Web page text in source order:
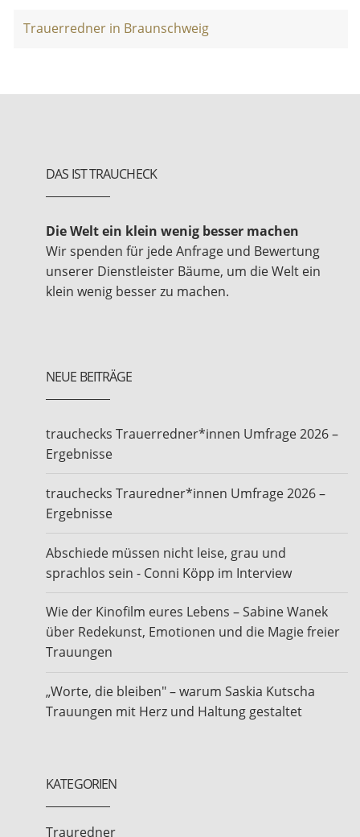
Trauerredner in Braunschweig
DAS IST TRAUCHECK
Die Welt ein klein wenig besser machen
Wir spenden für jede Anfrage und Bewertung
unserer Dienstleister Bäume, um die Welt ein
klein wenig besser zu machen.
NEUE BEITRÄGE
trauchecks Trauerredner*innen Umfrage 2026 –
Ergebnisse
trauchecks Trauredner*innen Umfrage 2026 –
Ergebnisse
Abschiede müssen nicht leise, grau und
sprachlos sein - Conni Köpp im Interview
Wie der Kinofilm eures Lebens – Sabine Wanek
über Redekunst, Emotionen und die Magie freier
Trauungen
„Worte, die bleiben" – warum Saskia Kutscha
Trauungen mit Herz und Haltung gestaltet
KATEGORIEN
Trauredner